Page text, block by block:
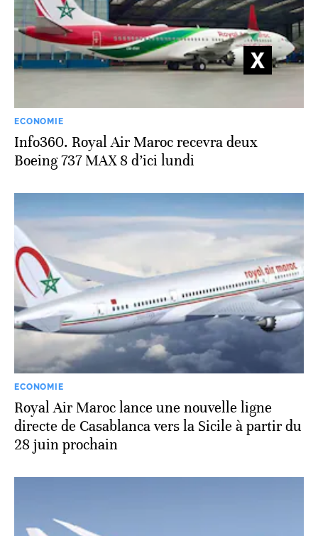
ECONOMIE
Info360. Royal Air Maroc recevra deux
Boeing 737 MAX 8 d’ici lundi
ECONOMIE
Royal Air Maroc lance une nouvelle ligne
directe de Casablanca vers la Sicile à partir du
28 juin prochain